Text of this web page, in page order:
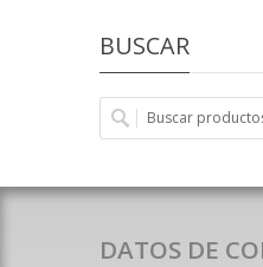
BUSCAR
DATOS DE